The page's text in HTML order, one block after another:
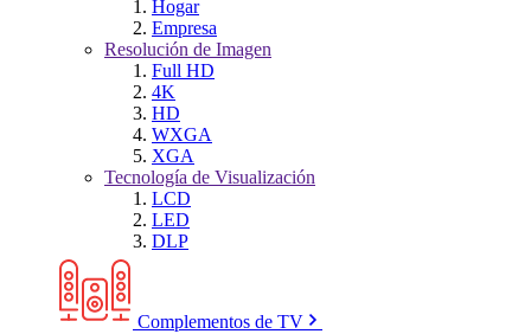
Hogar
Empresa
Resolución de Imagen
Full HD
4K
HD
WXGA
XGA
Tecnología de Visualización
LCD
LED
DLP
Complementos de TV